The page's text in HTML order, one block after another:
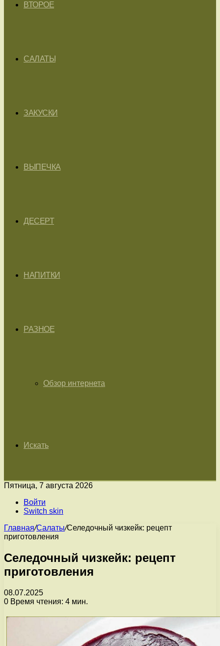
ВТОРОЕ
САЛАТЫ
ЗАКУСКИ
ВЫПЕЧКА
ДЕСЕРТ
НАПИТКИ
РАЗНОЕ
Обзор интернета
Искать
Пятница, 7 августа 2026
Войти
Switch skin
Главная/Салаты/Селедочный чизкейк: рецепт
приготовления
Селедочный чизкейк: рецепт
приготовления
08.07.2025
0 Время чтения: 4 мин.